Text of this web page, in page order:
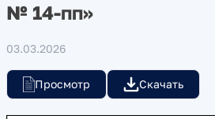
№ 14-пп»
03.03.2026
Просмотр Скачать